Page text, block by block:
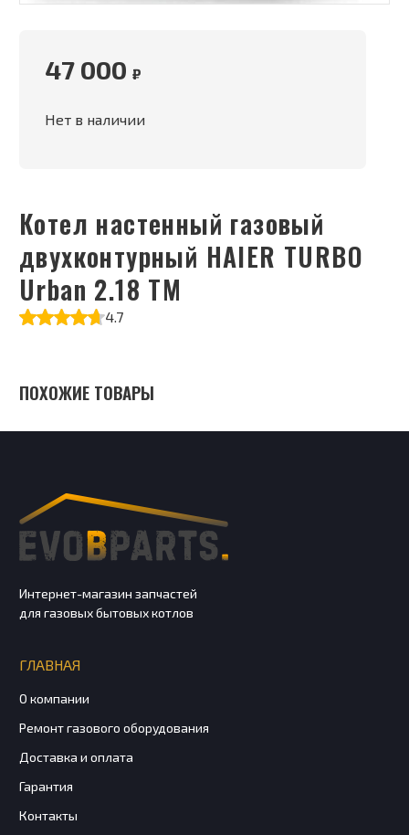
Котел настенный газовый
двухконтурный HAIER TURBO
Urban 2.18 TM
4.7
47 000 ₽
Нет в наличии
ПОХОЖИЕ ТОВАРЫ
Интернет-магазин запчастей
для газовых бытовых котлов
ГЛАВНАЯ
О компании
Ремонт газового оборудования
Доставка и оплата
Гарантия
Контакты